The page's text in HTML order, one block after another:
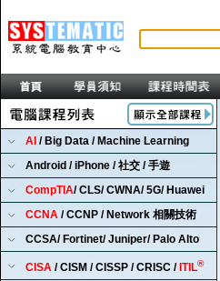
AI / Big Data / Machine Learning
Android / iPhone / 社交 / 手遊
CompTIA/ CLS/ CWNA/ 5G/ Huawei
CCNA / CCNP / Network 相關技術
CCSA/ Fortinet/ Juniper/ Palo Alto
CISA / CISM / CISSP / CRISC / ITIL®